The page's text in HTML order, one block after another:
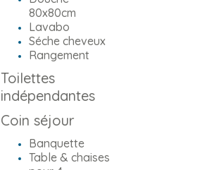
80x80cm
Lavabo
Séche cheveux
Rangement
Toilettes
indépendantes
Coin séjour
Banquette
Table & chaises